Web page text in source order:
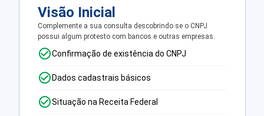
Visão Inicial
Complemente a sua consulta descobrindo se o CNPJ
possui algum protesto com bancos e outras empresas.
Confirmação de existência do CNPJ
Dados cadastrais básicos
Situação na Receita Federal